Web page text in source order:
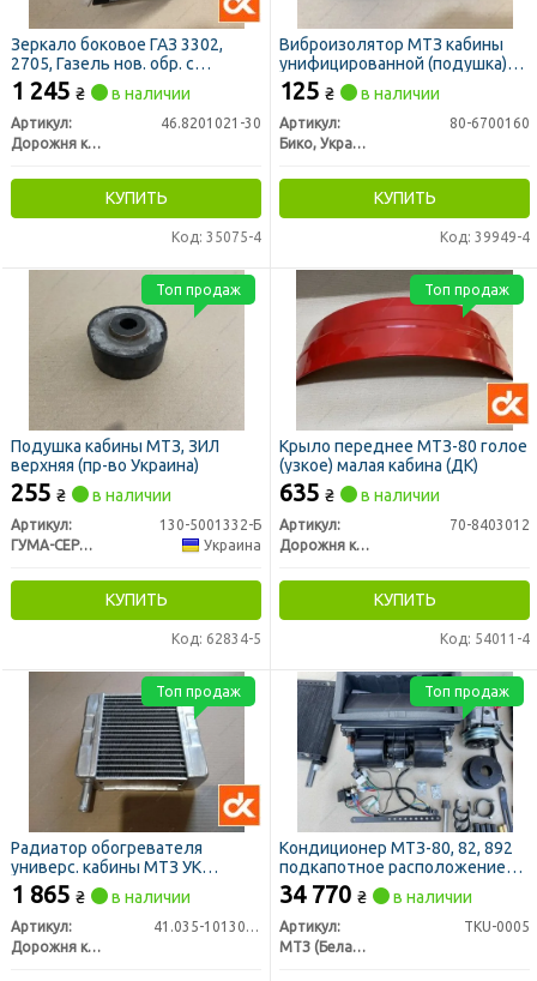
Зеркало боковое ГАЗ 3302,
2705, Газель нов. обр. с
поворотом левое белое (ДК)
1 245 ₴ в наличии
Артикул:
46.8201021-30
Дорожня карта
КУПИТЬ
Код: 35075-4
Виброизолятор МТЗ кабины
унифицированной (подушка)
(пр-во Украина)
125 ₴ в наличии
Артикул:
80-6700160
Бико, Украина
КУПИТЬ
Код: 39949-4
Подушка кабины МТЗ, ЗИЛ
верхняя (пр-во Украина)
255 ₴ в наличии
Артикул:
130-5001332-Б
ГУМА-СЕРВІС УКРАЇНА
Украина
КУПИТЬ
Код: 62834-5
Топ продаж
Крыло переднее МТЗ-80 голое
(узкое) малая кабина (ДК)
635 ₴ в наличии
Артикул:
70-8403012
Дорожня карта
КУПИТЬ
Код: 54011-4
Топ продаж
Радиатор обогревателя
универс. кабины МТЗ УК
(патрубки в разные стороны)
(алюминий) (ДК)
1 865 ₴ в наличии
Артикул:
41.035-1013010-А
Дорожня карта
Топ продаж
Кондиционер МТЗ-80, 82, 892
подкапотное расположение
конденсатора тепло-холод
34 770 ₴ в наличии
Артикул:
TKU-0005
МТЗ (Беларусь)
Топ продаж